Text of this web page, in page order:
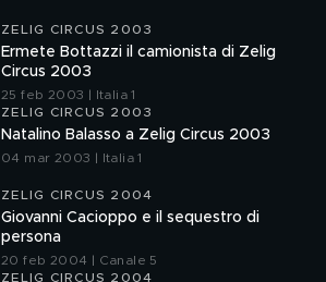
ZELIG CIRCUS 2003
Ermete Bottazzi il camionista di Zelig
Circus 2003
25 feb 2003 | Italia 1
ZELIG CIRCUS 2003
Natalino Balasso a Zelig Circus 2003
04 mar 2003 | Italia 1
ZELIG CIRCUS 2004
Giovanni Cacioppo e il sequestro di
persona
20 feb 2004 | Canale 5
ZELIG CIRCUS 2004